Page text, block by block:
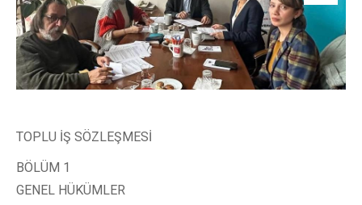
TOPLU İŞ SÖZLEŞMESİ
BÖLÜM 1
GENEL HÜKÜMLER